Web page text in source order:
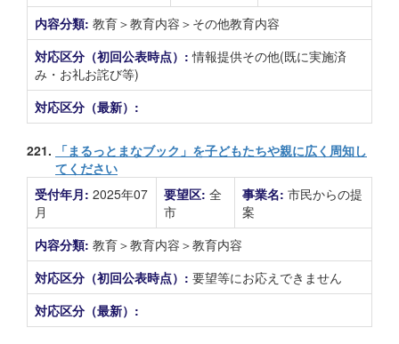
内容分類: 教育＞教育内容＞その他教育内容
対応区分（初回公表時点）:情報提供その他(既に実施済
み・お礼お詫び等)
対応区分（最新）:
221.
「まるっとまなブック」を子どもたちや親に広く周知し
てください
受付年月: 2025年07
月
要望区: 全
市
事業名: 市民からの提
案
内容分類: 教育＞教育内容＞教育内容
対応区分（初回公表時点）: 要望等にお応えできません
対応区分（最新）: